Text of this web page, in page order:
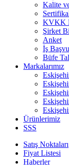
Kalite
KVKK
Şirket
Anket
İş
Büfe
Markalarımız
Ürünlerimiz
SSS
Satış Noktaları
Fiyat Listesi
Haberler